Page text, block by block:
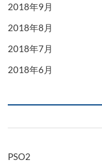
2018年9月
2018年8月
2018年7月
2018年6月
PSO2